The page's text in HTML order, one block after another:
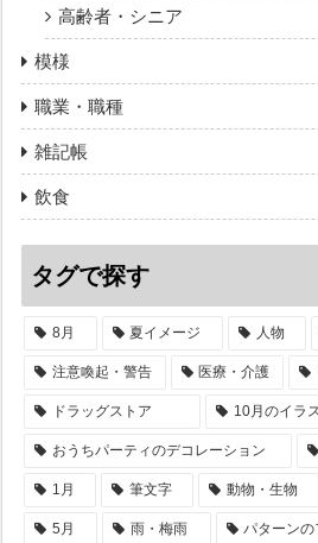
高齢者・シニア
模様
職業・職種
雑記帳
飲食
タグで探す
8月 夏イメージ 人物
注意喚起・警告 医療・介護
ドラッグストア 10月のイラ
おうちパーティのデコレーション
1月 筆文字 動物・生物
5月 雨・梅雨 パターン